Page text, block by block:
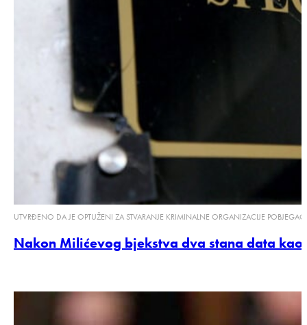
UTVRĐENO DA JE OPTUŽENI ZA STVARANJE KRIMINALNE ORGANIZACIJE POBJEGAO
Nakon Milićevog bjekstva dva stana data